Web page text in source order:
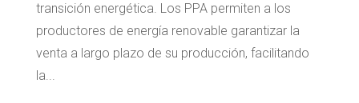
transición energética. Los PPA permiten a los
productores de energía renovable garantizar la
venta a largo plazo de su producción, facilitando
la...